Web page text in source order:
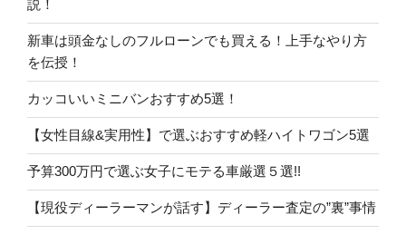
説！
新車は頭金なしのフルローンでも買える！上手なやり方
を伝授！
カッコいいミニバンおすすめ5選！
【女性目線&実用性】で選ぶおすすめ軽ハイトワゴン5選
予算300万円で選ぶ女子にモテる車厳選５選!!
【現役ディーラーマンが話す】ディーラー査定の”裏”事情